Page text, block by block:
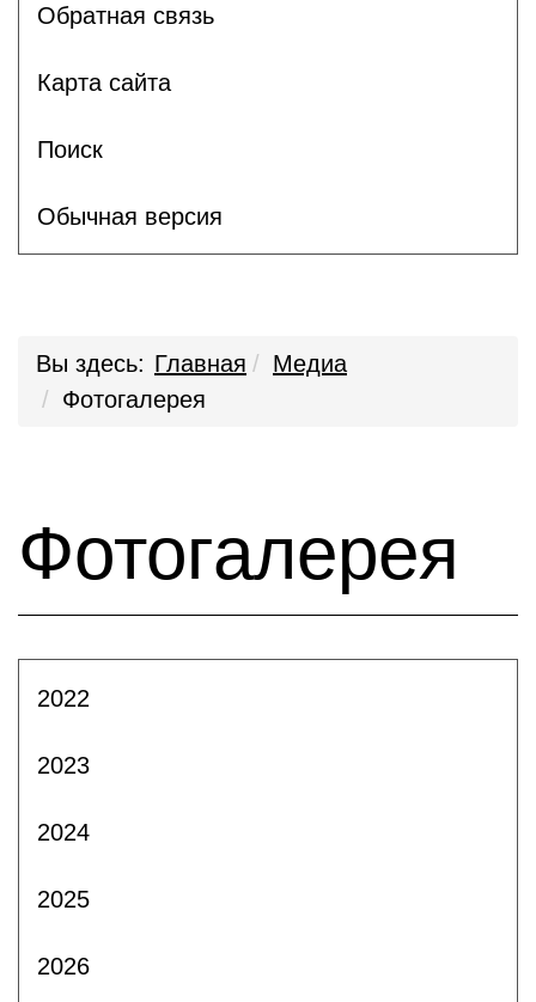
Обратная связь
Карта сайта
Поиск
Обычная версия
Вы здесь: Главная
Медиа
Фотогалерея
Фотогалерея
2022
2023
2024
2025
2026